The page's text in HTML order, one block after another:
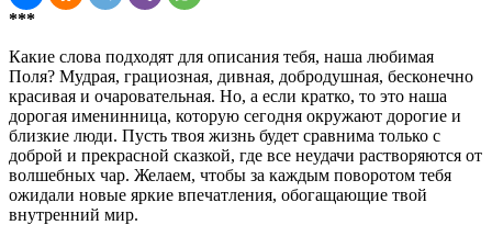
***
Какие слова подходят для описания тебя, наша любимая
Поля? Мудрая, грациозная, дивная, добродушная, бесконечно
красивая и очаровательная. Но, а если кратко, то это наша
дорогая именинница, которую сегодня окружают дорогие и
близкие люди. Пусть твоя жизнь будет сравнима только с
доброй и прекрасной сказкой, где все неудачи растворяются от
волшебных чар. Желаем, чтобы за каждым поворотом тебя
ожидали новые яркие впечатления, обогащающие твой
внутренний мир.